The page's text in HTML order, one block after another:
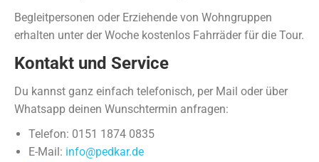
Begleitpersonen oder Erziehende von Wohngruppen
erhalten unter der Woche kostenlos Fahrräder für die Tour.
Kontakt und Service
Du kannst ganz einfach telefonisch, per Mail oder über
Whatsapp deinen Wunschtermin anfragen:
Telefon: 0151 1874 0835
E-Mail: info@pedkar.de